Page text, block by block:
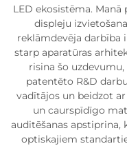
LED ekosistēma. Manā
displeju
reklāmdevēja darbība
starp aparatūras
risina šo
patentēto R&D
vadītājos un beidzot
un caurspīdīgo
auditēšanas apstiprina,
optiskajiem